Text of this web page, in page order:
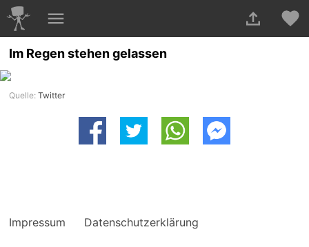
Im Regen stehen gelassen
Quelle:Twitter
Impressum Datenschutzerklärung